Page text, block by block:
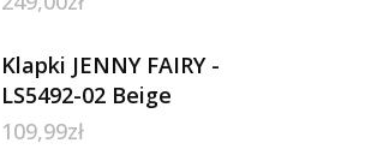
Klapki JENNY FAIRY -
LS5492-02 Beige
109,99zł